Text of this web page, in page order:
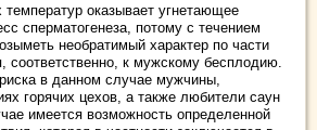
температур оказывает угнетающее
сперматогенеза, потому с течением
необратимый характер по части
соответственно, к мужскому бесплодию.
в данном случае мужчины,
горячих цехов, а также любители саун
имеется возможность определенной